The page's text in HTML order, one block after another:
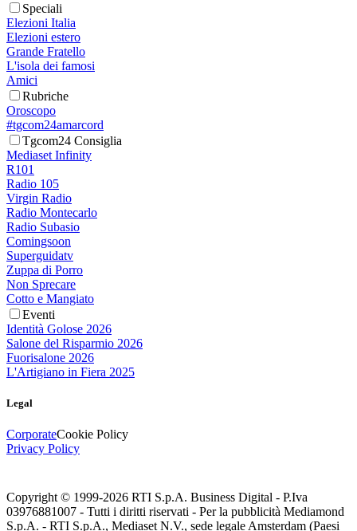
Speciali
Elezioni Italia
Elezioni estero
Grande Fratello
L'isola dei famosi
Amici
Rubriche
Oroscopo
#tgcom24amarcord
Tgcom24 Consiglia
Mediaset Infinity
R101
Radio 105
Virgin Radio
Radio Montecarlo
Radio Subasio
Comingsoon
Superguidatv
Zuppa di Porro
Non Sprecare
Cotto e Mangiato
Eventi
Identità Golose 2026
Salone del Risparmio 2026
Fuorisalone 2026
L'Artigiano in Fiera 2025
Legal
CorporateCookie Policy
Privacy Policy
Copyright © 1999-2026 RTI S.p.A. Business Digital - P.Iva
03976881007 - Tutti i diritti riservati - Per la pubblicità Mediamond
S.p.A. - RTI S.p.A., Mediaset N.V., sede legale Amsterdam (Paesi